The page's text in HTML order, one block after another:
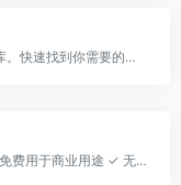
一键搜索多家国内外知名高清免版权图库。快速找到你需要的图片素材就用搜图神器
免费素材图片,可以在任何地方使用。✓ 免费用于商业用途 ✓ 无需注明归属